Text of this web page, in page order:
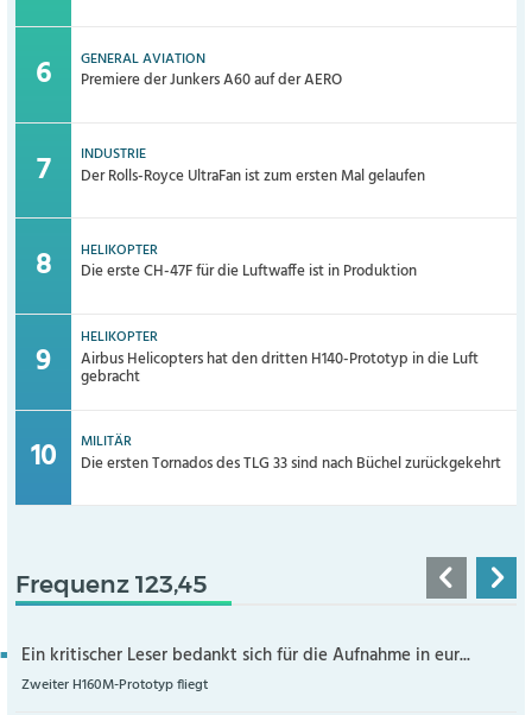
GENERAL AVIATION
Premiere der Junkers A60 auf der AERO
INDUSTRIE
Der Rolls-Royce UltraFan ist zum ersten Mal gelaufen
HELIKOPTER
Die erste CH-47F für die Luftwaffe ist in Produktion
HELIKOPTER
Airbus Helicopters hat den dritten H140-Prototyp in die Luft
gebracht
MILITÄR
Die ersten Tornados des TLG 33 sind nach Büchel zurückgekehrt
Frequenz 123,45
Ein kritischer Leser bedankt sich für die Aufnahme in eur...
Zweiter H160M-Prototyp fliegt